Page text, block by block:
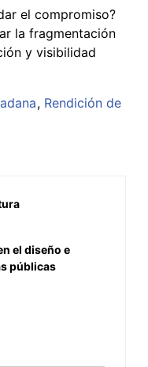
el compromiso?
la fragmentación
y visibilidad
Rendición de
el diseño e
públicas